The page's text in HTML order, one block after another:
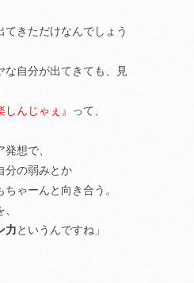
てきただけなんでしょう
な自分が出てきても、見
しんじゃぇ』
って、
想で、
分の弱みとか
ゃーんと向き合う。
力というんですね」